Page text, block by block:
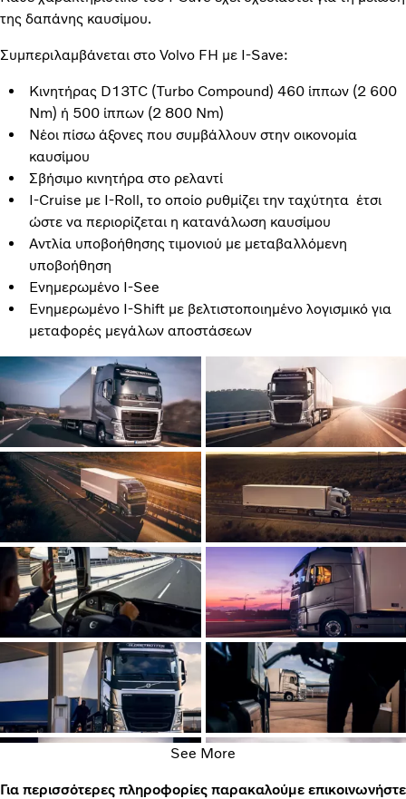
της δαπάνης καυσίμου.
Συμπεριλαμβάνεται στο Volvo FH με I-Save:
Κινητήρας D13TC (Turbo Compound) 460 ίππων (2 600
Nm) ή 500 ίππων (2 800 Nm)
Νέοι πίσω άξονες που συμβάλλουν στην οικονομία
καυσίμου
Σβήσιμο κινητήρα στο ρελαντί
I-Cruise με I-Roll, το οποίο ρυθμίζει την ταχύτητα έτσι
ώστε να περιορίζεται η κατανάλωση καυσίμου
Αντλία υποβοήθησης τιμονιού με μεταβαλλόμενη
υποβοήθηση
Ενημερωμένο I-See
Ενημερωμένο I-Shift με βελτιστοποιημένο λογισμικό για
μεταφορές μεγάλων αποστάσεων
See More
Για περισσότερες πληροφορίες παρακαλούμε επικοινωνήστε